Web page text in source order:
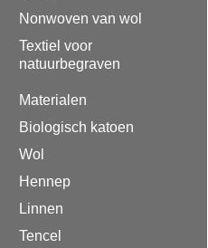
Nonwoven van wol
Textiel voor
natuurbegraven
Materialen
Biologisch katoen
Wol
Hennep
Linnen
Tencel